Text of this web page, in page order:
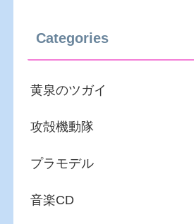
Categories
黄泉のツガイ
攻殻機動隊
プラモデル
音楽CD